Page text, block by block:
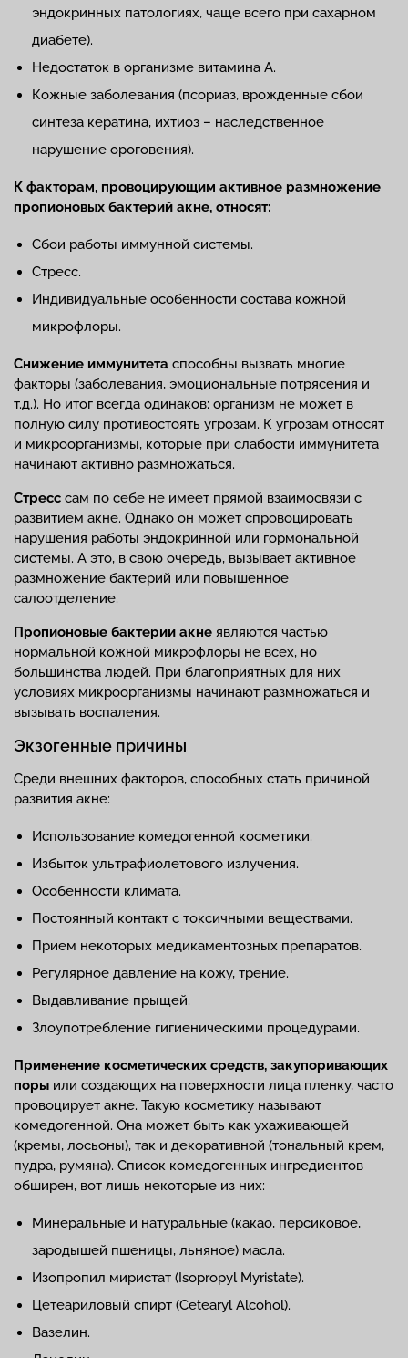
эндокринных патологиях, чаще всего при сахарном
диабете).
Недостаток в организме витамина А.
Кожные заболевания (псориаз, врожденные сбои
синтеза кератина, ихтиоз – наследственное
нарушение ороговения).
К факторам, провоцирующим активное размножение
пропионовых бактерий акне, относят:
Сбои работы иммунной системы.
Стресс.
Индивидуальные особенности состава кожной
микрофлоры.
Снижение иммунитета способны вызвать многие
факторы (заболевания, эмоциональные потрясения и
т.д.). Но итог всегда одинаков: организм не может в
полную силу противостоять угрозам. К угрозам относят
и микроорганизмы, которые при слабости иммунитета
начинают активно размножаться.
Стресс сам по себе не имеет прямой взаимосвязи с
развитием акне. Однако он может спровоцировать
нарушения работы эндокринной или гормональной
системы. А это, в свою очередь, вызывает активное
размножение бактерий или повышенное
салоотделение.
Пропионовые бактерии акне являются частью
нормальной кожной микрофлоры не всех, но
большинства людей. При благоприятных для них
условиях микроорганизмы начинают размножаться и
вызывать воспаления.
Экзогенные причины
Среди внешних факторов, способных стать причиной
развития акне:
Использование комедогенной косметики.
Избыток ультрафиолетового излучения.
Особенности климата.
Постоянный контакт с токсичными веществами.
Прием некоторых медикаментозных препаратов.
Регулярное давление на кожу, трение.
Выдавливание прыщей.
Злоупотребление гигиеническими процедурами.
Применение косметических средств, закупоривающих
поры или создающих на поверхности лица пленку, часто
провоцирует акне. Такую косметику называют
комедогенной. Она может быть как ухаживающей
(кремы, лосьоны), так и декоративной (тональный крем,
пудра, румяна). Список комедогенных ингредиентов
обширен, вот лишь некоторые из них:
Минеральные и натуральные (какао, персиковое,
зародышей пшеницы, льняное) масла.
Изопропил миристат (Isopropyl Myristate).
Цетеариловый спирт (Cetearyl Alcohol).
Вазелин.